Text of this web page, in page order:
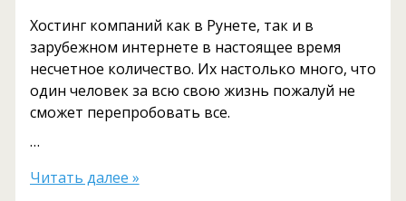
Хостинг компаний как в Рунете, так и в
зарубежном интернете в настоящее время
несчетное количество. Их настолько много, что
один человек за всю свою жизнь пожалуй не
сможет перепробовать все.
…
Какой
Читать далее »